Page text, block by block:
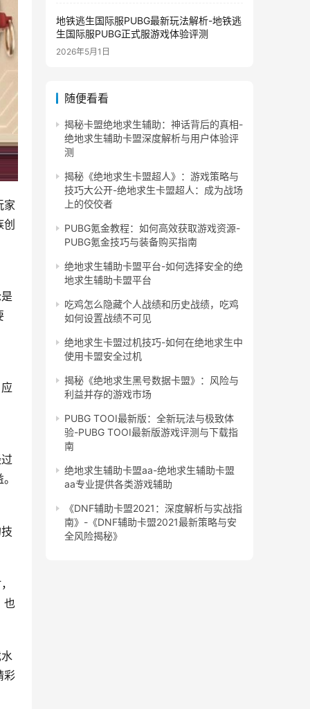
家
也
彩
地铁逃生国际服PUBG最新玩法解析-地铁逃
生国际服PUBG正式服游戏体验评测
2026年5月1日
随便看看
揭秘卡盟绝地求生辅助：神话背后的真相-
绝地求生辅助卡盟深度解析与用户体验评
测
揭秘《绝地求生卡盟超人》：游戏策略与
技巧大公开-绝地求生卡盟超人：成为战场
上的佼佼者
PUBG氪金教程：如何高效获取游戏资源-
PUBG氪金技巧与装备购买指南
绝地求生辅助卡盟平台-如何选择安全的绝
地求生辅助卡盟平台
吃鸡怎么隐藏个人战绩和历史战绩，吃鸡
如何设置战绩不可见
绝地求生卡盟过机技巧-如何在绝地求生中
使用卡盟安全过机
揭秘《绝地求生黑号数据卡盟》：风险与
利益并存的游戏市场
PUBG TOOI最新版：全新玩法与极致体
验-PUBG TOOI最新版游戏评测与下载指
南
绝地求生辅助卡盟aa-绝地求生辅助卡盟
aa专业提供各类游戏辅助
《DNF辅助卡盟2021：深度解析与实战指
南》-《DNF辅助卡盟2021最新策略与安
全风险揭秘》